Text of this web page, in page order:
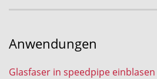
Anwendungen
Glasfaser in speedpipe einblasen